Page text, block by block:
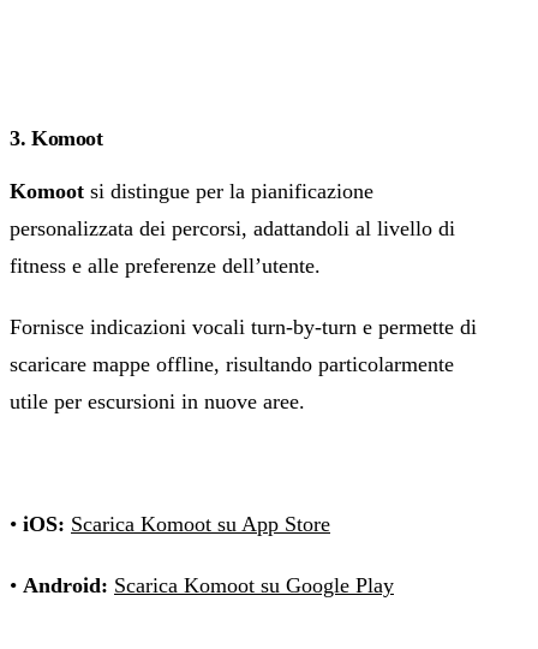
3. Komoot
Komoot si distingue per la pianificazione
personalizzata dei percorsi, adattandoli al livello di
fitness e alle preferenze dell’utente.
Fornisce indicazioni vocali turn-by-turn e permette di
scaricare mappe offline, risultando particolarmente
utile per escursioni in nuove aree.
• iOS: Scarica Komoot su App Store
• Android: Scarica Komoot su Google Play